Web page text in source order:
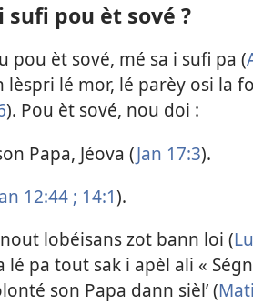
sufi pou èt sové ?
pou èt sové, mé sa i sufi pa (
lèspri lé mor, lé parèy osi la
). Pou èt sové, nou doi :
Papa, Jéova (Jan 17:3).
12:44 ; 14:1).
lobéisans zot bann loi (
lé pa tout sak i apèl ali «
son Papa dann sièl’ (